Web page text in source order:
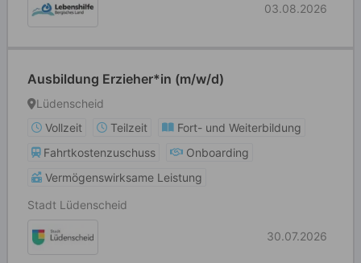
03.08.2026
Ausbildung Erzieher*in (m/w/d)
Lüdenscheid
Vollzeit
Teilzeit
Fort- und Weiterbildung
Fahrtkostenzuschuss
Onboarding
Vermögenswirksame Leistung
Stadt Lüdenscheid
30.07.2026